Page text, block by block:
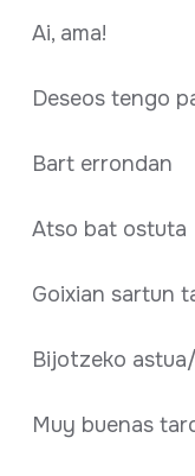
Ai, ama!
Deseos tengo
Bart errondan
Atso bat ostuta
Goixian sartun
Bijotzeko
Muy buenas